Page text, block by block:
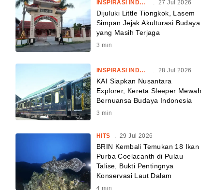
INSPIRASI INDONESIA . 27 Jul 2026
Dijuluki Little Tiongkok, Lasem
Simpan Jejak Akulturasi Budaya
yang Masih Terjaga
3 min
INSPIRASI INDONESIA . 28 Jul 2026
KAI Siapkan Nusantara
Explorer, Kereta Sleeper Mewah
Bernuansa Budaya Indonesia
3 min
HITS 29 Jul 2026
BRIN Kembali Temukan 18 Ikan
Purba Coelacanth di Pulau
Talise, Bukti Pentingnya
Konservasi Laut Dalam
4 min